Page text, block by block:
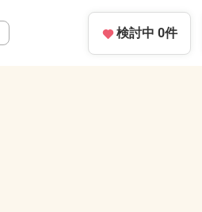
検討中 0件